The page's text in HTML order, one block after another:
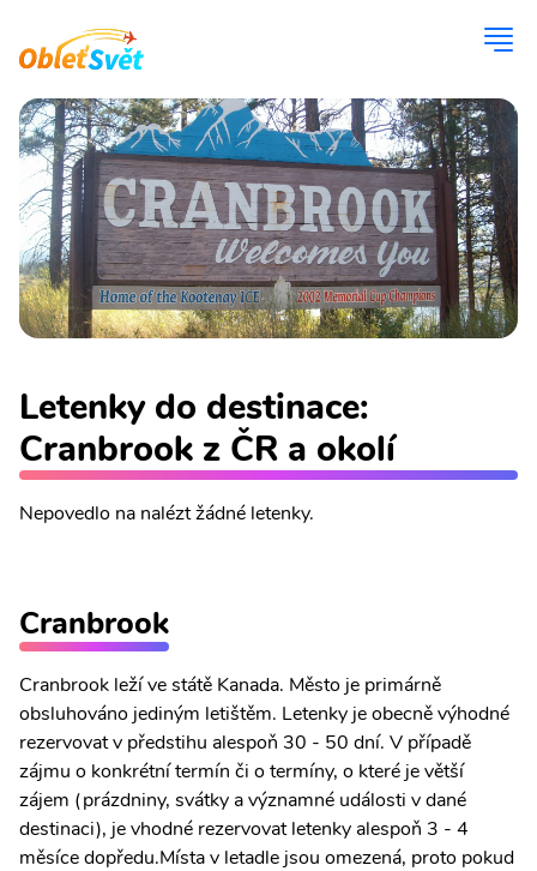
Letenky do destinace:
Cranbrook z ČR a okolí
Nepovedlo na nalézt žádné letenky.
Cranbrook
Cranbrook leží ve státě Kanada. Město je primárně
obsluhováno jediným letištěm. Letenky je obecně výhodné
rezervovat v předstihu alespoň 30 - 50 dní. V případě
zájmu o konkrétní termín či o termíny, o které je větší
zájem (prázdniny, svátky a významné události v dané
destinaci), je vhodné rezervovat letenky alespoň 3 - 4
měsíce dopředu.Místa v letadle jsou omezená, proto pokud